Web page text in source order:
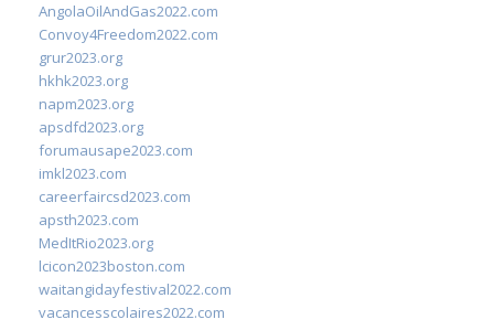
AngolaOilAndGas2022.com
Convoy4Freedom2022.com
grur2023.org
hkhk2023.org
napm2023.org
apsdfd2023.org
forumausape2023.com
imkl2023.com
careerfaircsd2023.com
apsth2023.com
MedItRio2023.org
lcicon2023boston.com
waitangidayfestival2022.com
vacancesscolaires2022.com